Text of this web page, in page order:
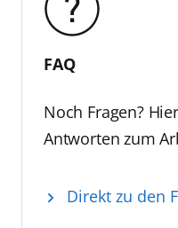
FAQ
Noch Fragen?
Antworten zum
Direkt zu den